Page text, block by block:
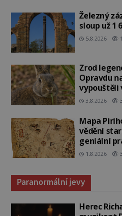
Železný
sloup už 1
5.8.2026
Zrod
Opravdu
vypouštěli
3.8.2026
Mapa
vědění
geniální
admirála?
1.8.2026
Paranormální jevy
Herec